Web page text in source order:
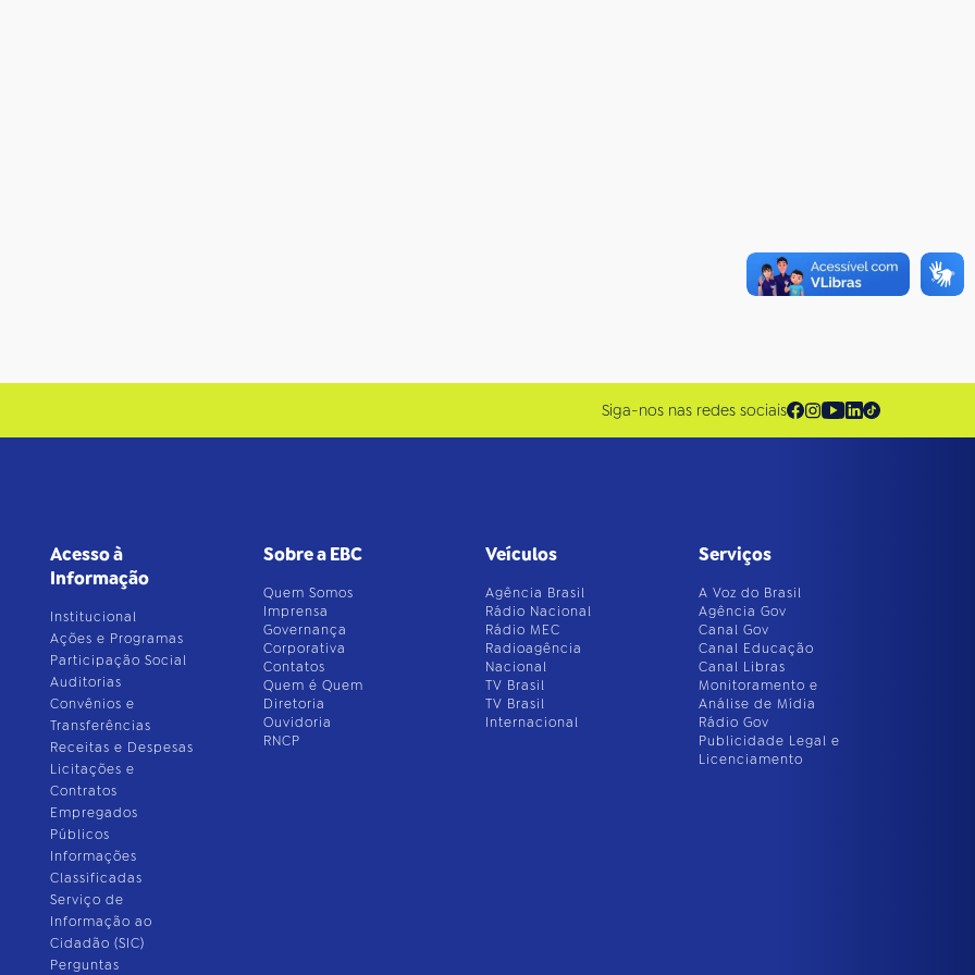
Siga-nos nas redes sociais
Acesso à
Informação
Institucional
Ações e Programas
Participação Social
Auditorias
Convênios e
Transferências
Receitas e Despesas
Licitações e
Contratos
Empregados
Públicos
Informações
Classificadas
Serviço de
Informação ao
Cidadão (SIC)
Perguntas
Sobre a EBC
Quem Somos
Imprensa
Governança
Corporativa
Contatos
Quem é Quem
Diretoria
Ouvidoria
RNCP
Veículos
Agência Brasil
Rádio Nacional
Rádio MEC
Radioagência
Nacional
TV Brasil
TV Brasil
Internacional
Serviços
A Voz do Brasil
Agência Gov
Canal Gov
Canal Educação
Canal Libras
Monitoramento e
Análise de Mídia
Rádio Gov
Publicidade Legal e
Licenciamento